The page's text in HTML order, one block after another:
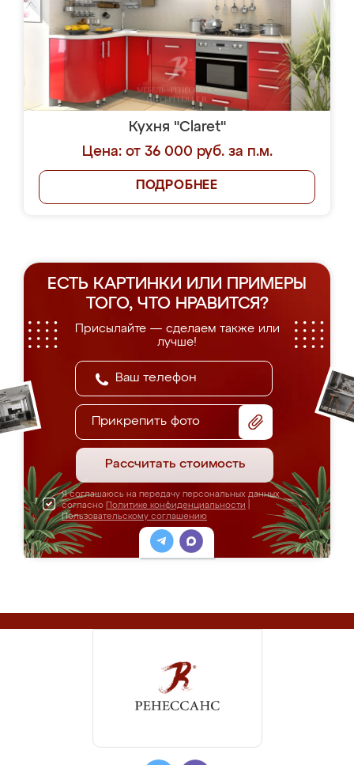
Кухня "Claret"
Цена: от 36 000 руб. за п.м.
ПОДРОБНЕЕ
ЕСТЬ КАРТИНКИ ИЛИ ПРИМЕРЫ
ТОГО, ЧТО НРАВИТСЯ?
Присылайте — сделаем также или
лучше!
Прикрепить фото
Рассчитать стоимость
Я соглашаюсь на передачу персональных данных
согласно Политике конфиденциальности
Пользовательскому соглашению